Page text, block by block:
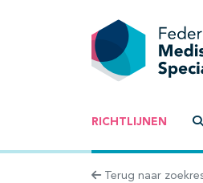
RICHTLIJNEN
Terug naar